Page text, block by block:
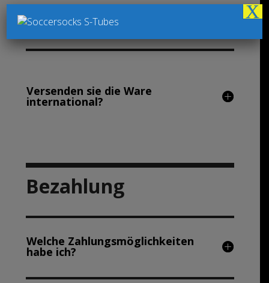
abholen?
Versenden sie die Ware
international?
Bezahlung
Welche Zahlungsmöglichkeiten
habe ich?
X